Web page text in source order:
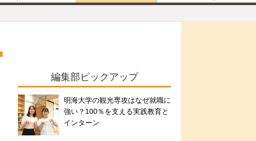
編集部ピックアップ
明海大学の観光専攻はなぜ就職に
強い？100％を支える実践教育と
インターン